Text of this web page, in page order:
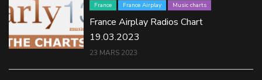
France France Airplay Music charts
France Airplay Radios Chart
19.03.2023
23 MARS 2023